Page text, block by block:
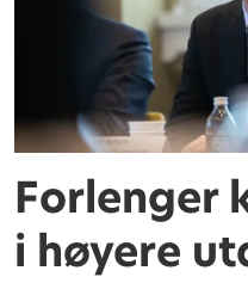
Forlenger
i høyere